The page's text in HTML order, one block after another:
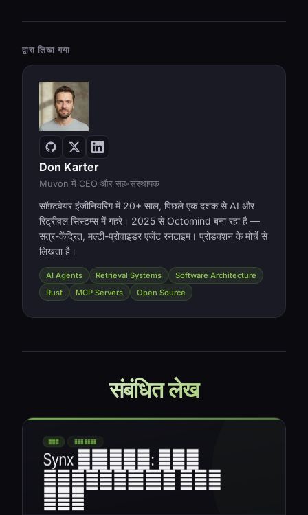
द्वारा लिखा गया
Don Karter
Muvon में CEO और सह-संस्थापक
सॉफ़्टवेयर इंजीनियरिंग में 20+ साल, पिछले एक दशक से AI और
रिट्रीवल सिस्टम्स में गहरे। 2025 से Octomind बना रहा है —
सत्र-केंद्रित, मल्टी-प्रोवाइडर एजेंट रनटाइम। प्रोडक्शन के मोर्चे से
लिखता है।
AI Agents Retrieval Systems
Software Architecture
Rust
MCP Servers Open Source
संबंधित लेख